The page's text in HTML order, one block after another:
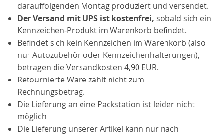
darauffolgenden Montag produziert und versendet.
Der Versand mit UPS ist kostenfrei, sobald sich ein
Kennzeichen-Produkt im Warenkorb befindet.
Befindet sich kein Kennzeichen im Warenkorb (also
nur Autozubehör oder Kennzeichenhalterungen),
betragen die Versandkosten 4,90 EUR.
Retournierte Ware zählt nicht zum
Rechnungsbetrag.
Die Lieferung an eine Packstation ist leider nicht
möglich
Die Lieferung unserer Artikel kann nur nach